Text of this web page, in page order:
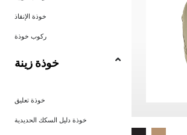
خوذة الإنقاذ
ركوب خوذة
خوذة زينة
خوذة تعليق
خوذة دليل السكك الحديدية